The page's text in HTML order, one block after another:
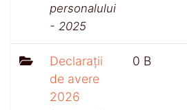
personalului
- 2025
Declarații
de avere
2026
0 B